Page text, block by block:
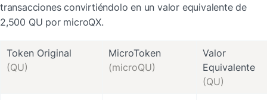
transacciones convirtiéndolo en un valor equivalente de
2,500 QU por microQX.
(QU)
(microQU)
Valor
(QU)